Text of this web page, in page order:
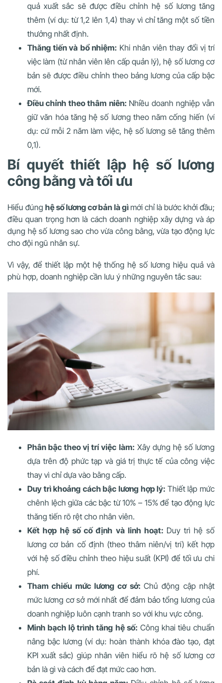
quả xuất sắc sẽ được điều chỉnh hệ số lương tăng
thêm (ví dụ: từ 1,2 lên 1,4) thay vì chỉ tăng một số tiền
thưởng nhất định.
Thăng tiến và bổ nhiệm: Khi nhân viên thay đổi vị trí
việc làm (từ nhân viên lên cấp quản lý), hệ số lương cơ
bản sẽ được điều chỉnh theo bảng lương của cấp bậc
mới.
Điều chỉnh theo thâm niên: Nhiều doanh nghiệp vẫn
giữ văn hóa tăng hệ số lương theo năm cống hiến (ví
dụ: cứ mỗi 2 năm làm việc, hệ số lương sẽ tăng thêm
0,1).
Bí quyết thiết lập hệ số lương
công bằng và tối ưu
Hiểu đúnghệ số lương cơ bản là gìmới chỉ là bước khởi đầu;
điều quan trọng hơn là cách doanh nghiệp xây dựng và áp
dụng hệ số lương sao cho vừa công bằng, vừa tạo động lực
cho đội ngũ nhân sự.
Vì vậy, để thiết lập một hệ thống hệ số lương hiệu quả và
phù hợp, doanh nghiệp cần lưu ý những nguyên tắc sau:
Phân bậc theo vị trí việc làm: Xây dựng hệ số lương
dựa trên độ phức tạp và giá trị thực tế của công việc
thay vì chỉ dựa vào bằng cấp.
Duy trì khoảng cách bậc lương hợp lý: Thiết lập mức
chênh lệch giữa các bậc từ 10% – 15% để tạo động lực
thăng tiến rõ rệt cho nhân viên.
Kết hợp hệ số cố định và linh hoạt: Duy trì hệ số
lương cơ bản cố định (theo thâm niên/vị trí) kết hợp
với hệ số điều chỉnh theo hiệu suất (KPI) để tối ưu chi
phí.
Tham chiếu mức lương cơ sở: Chủ động cập nhật
mức lương cơ sở mới nhất để đảm bảo tổng lương của
doanh nghiệp luôn cạnh tranh so với khu vực công.
Minh bạch lộ trình tăng hệ số: Công khai tiêu chuẩn
nâng bậc lương (ví dụ: hoàn thành khóa đào tạo, đạt
KPI xuất sắc) giúp nhân viên hiểu rõ hệ số lương cơ
bản là gì và cách để đạt mức cao hơn.